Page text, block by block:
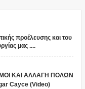
προέλευσης και του
μας ....
ΚΑΙ ΑΛΛΑΓΗ ΠΟΛΩΝ
Cayce (Video)